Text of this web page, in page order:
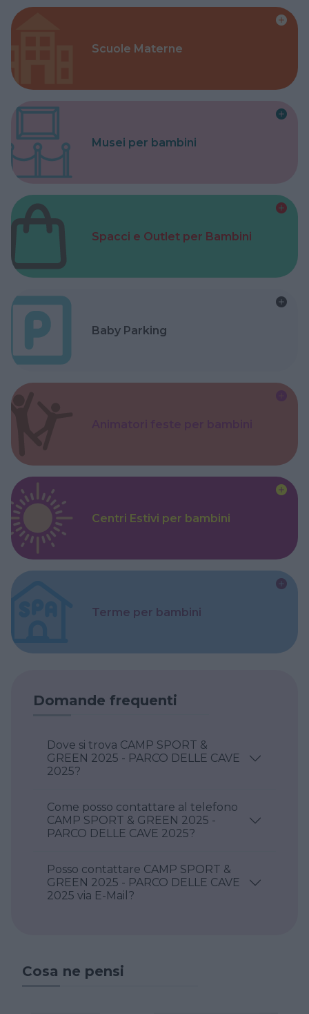
Scuole Materne
Musei per bambini
Spacci e Outlet per Bambini
Baby Parking
Centri Estivi per bambini
Terme per bambini
Domande frequenti
Dove si trova CAMP SPORT &
GREEN 2025 - PARCO DELLE CAVE
2025?
Come posso contattare al telefono
CAMP SPORT & GREEN 2025 -
PARCO DELLE CAVE 2025?
Posso contattare CAMP SPORT &
GREEN 2025 - PARCO DELLE CAVE
2025 via E-Mail?
Cosa ne pensi